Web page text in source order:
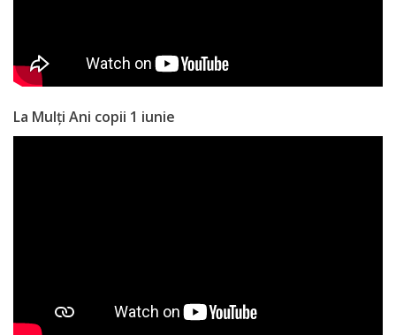
națională
Acte
presă
La Mulți Ani copii 1 iunie